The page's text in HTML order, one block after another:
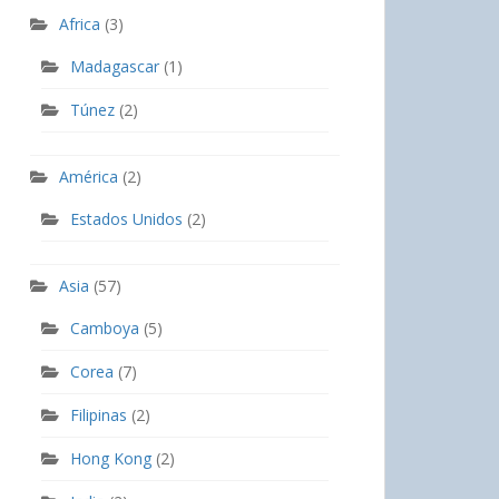
Africa (3)
Madagascar (1)
Túnez (2)
América (2)
Estados Unidos (2)
Asia (57)
Camboya (5)
Corea (7)
Filipinas (2)
Hong Kong (2)